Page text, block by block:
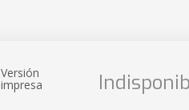
Versión
impresa